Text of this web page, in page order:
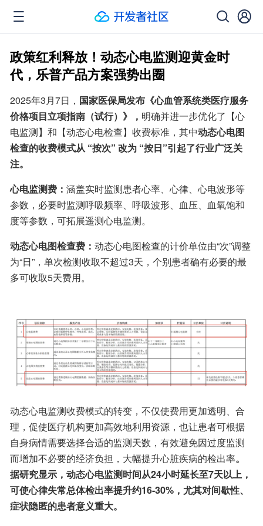
政策红利释放！动态心电监测迎黄金时
代，乐普产品方案强势出圈
2025年3月7日， 国家医保局发布《心血管系统类医疗服务
价格项目立项指南（试行）》， 明确并进一步优化了【心
电监测】和【动态心电检查】收费标准，其中动态心电图
检查的收费模式从 “按次” 改为 “按日”引起了行业广泛关
注。
心电监测费： 涵盖实时监测患者心率、心律、心电波形等
参数，必要时监测呼吸频率、呼吸波形、血压、血氧饱和
度等参数，可拓展遥测心电监测。
动态心电图检查费： 动态心电图检查的计价单位由“次”调整
为“日”，单次检测收取不超过3天，个别患者确有必要的最
多可收取5天费用。
动态心电监测收费模式的转变，不仅使费用更加透明、合
理，促使医疗机构更加高效地利用资源，也让患者可根据
自身病情需要选择合适的监测天数，有效避免因过度监测
而增加不必要的经济负担，大幅提升心脏疾病的检出率。
据研究显示，动态心电监测时间从24小时延长至7天以上，
可使心律失常总体检出率提升约16-30%，尤其对间歇性、
症状隐匿的患者意义重大。